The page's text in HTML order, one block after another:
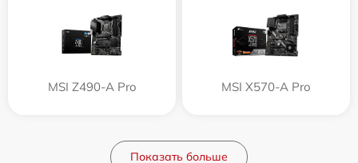
MSI Z490-A Pro MSI X570-A Pro
Показать больше